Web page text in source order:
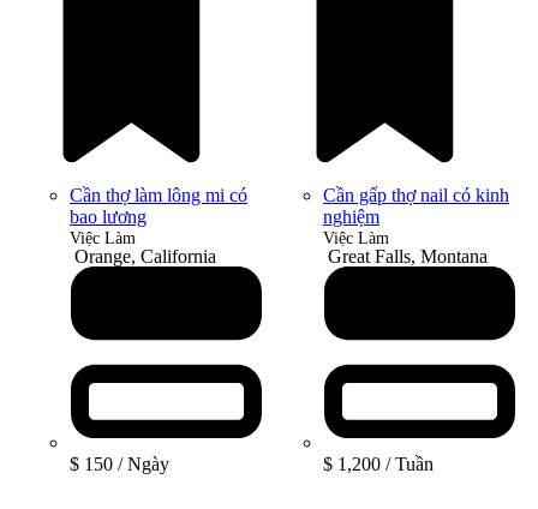
Cần thợ làm lông mi có
bao lương
Việc Làm
Orange, California
$ 150 / Ngày
Cần gấp thợ nail có kinh
nghiệm
Việc Làm
Great Falls, Montana
$ 1,200 / Tuần